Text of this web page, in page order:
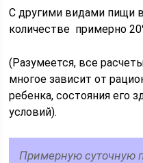
С другими видами пищи
количестве примерно
(Разумеется, все
многое зависит от
ребенка, состояния его
условий).
Примерную суточную